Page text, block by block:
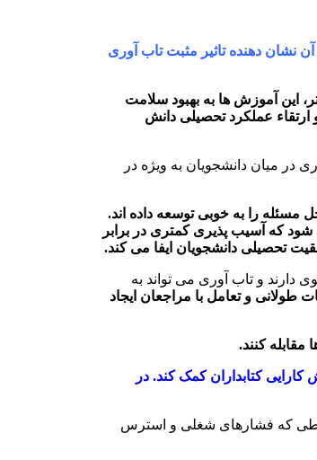
نشان دهنده تاثیر مثبت تاب آوری
این آموزش ها به بهبود سلامت
عملکرد تحصیلی دانش
در میان دانشجویان به ویژه در
مسئله را به خوبی توسعه داده اند.
که آسیب پذیری کمتری در برابر
تحصیلی دانشجویان ایفا می کند.
و تاب آوری می تواند به
و تعامل با مراجعان ایجاد
کنند.
کتابداران کمک کند. در
که فشارهای شغلی و استرس